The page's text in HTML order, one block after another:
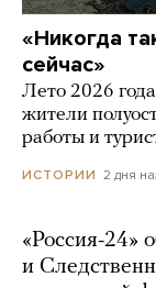
«Никогда
сейчас»
Лето 2026
жители
работы и
ИСТОРИИ 2 дня
«Россия-24»
и